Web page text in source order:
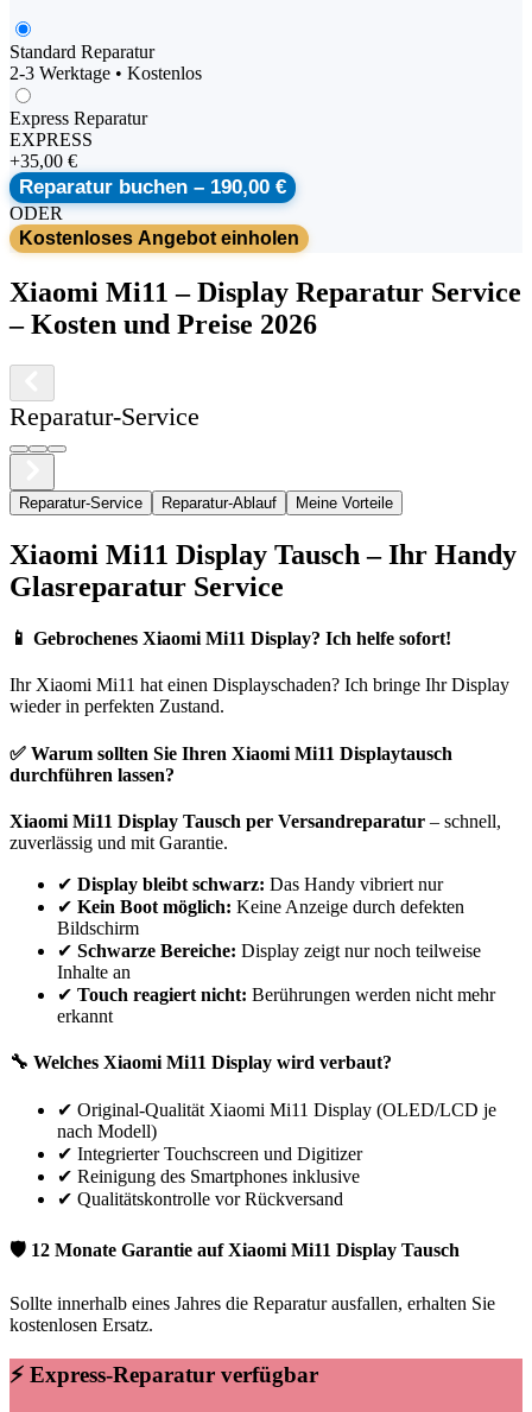
Standard Reparatur
2-3 Werktage • Kostenlos
Express Reparatur
EXPRESS
+35,00 €
Reparatur buchen – 190,00 €
ODER
Kostenloses Angebot einholen
Xiaomi Mi11 –Display Reparatur Service
– Kosten und Preise 2026
Reparatur-Service
Reparatur-Service Reparatur-Ablauf Meine Vorteile
Xiaomi Mi11 Display Tausch – Ihr Handy
Glasreparatur Service
📱 Gebrochenes Xiaomi Mi11 Display? Ich helfe sofort!
Ihr Xiaomi Mi11 hat einen Displayschaden? Ich bringe Ihr Display
wieder in perfekten Zustand.
✅ Warum sollten Sie Ihren Xiaomi Mi11 Displaytausch
durchführen lassen?
Xiaomi Mi11 Display Tausch per Versandreparatur – schnell,
zuverlässig und mit Garantie.
✔ Display bleibt schwarz: Das Handy vibriert nur
✔ Kein Boot möglich: Keine Anzeige durch defekten
Bildschirm
✔ Schwarze Bereiche: Display zeigt nur noch teilweise
Inhalte an
✔ Touch reagiert nicht: Berührungen werden nicht mehr
erkannt
🔧 Welches Xiaomi Mi11 Display wird verbaut?
✔ Original-Qualität Xiaomi Mi11 Display (OLED/LCD je
nach Modell)
✔ Integrierter Touchscreen und Digitizer
✔ Reinigung des Smartphones inklusive
✔ Qualitätskontrolle vor Rückversand
🛡 12 Monate Garantie aufXiaomi Mi11 Display Tausch
Sollte innerhalb eines Jahres die Reparatur ausfallen, erhalten Sie
kostenlosen Ersatz.
⚡ Express-Reparatur verfügbar